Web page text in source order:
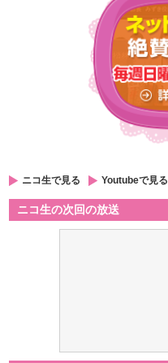
ニコ生で見る Youtubeで見る
ニコ生の次回の放送